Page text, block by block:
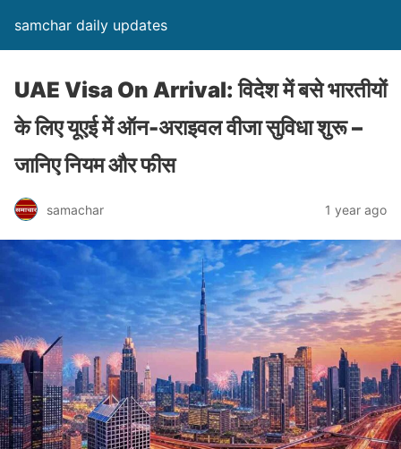
samchar daily updates
UAE Visa On Arrival: विदेश में बसे भारतीयों
के लिए यूएई में ऑन-अराइवल वीजा सुविधा शुरू –
जानिए नियम और फीस
samachar 1 year ago